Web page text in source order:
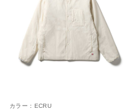
カラー： ECRU